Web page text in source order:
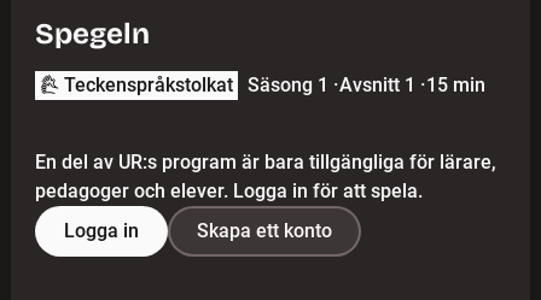
Spegeln
Teckenspråkstolkat Säsong 1 ·Avsnitt 1 ·15 min
En del av UR:s program är bara tillgängliga för lärare,
pedagoger och elever. Logga in för att spela.
Logga in
Skapa ett konto